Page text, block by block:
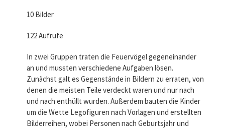
10 Bilder
122 Aufrufe
In zwei Gruppen traten die Feuervögel gegeneinander
an und mussten verschiedene Aufgaben lösen.
Zunächst galt es Gegenstände in Bildern zu erraten, von
denen die meisten Teile verdeckt waren und nur nach
und nach enthüllt wurden. Außerdem bauten die Kinder
um die Wette Legofiguren nach Vorlagen und erstellten
Bilderreihen, wobei Personen nach Geburtsjahr und